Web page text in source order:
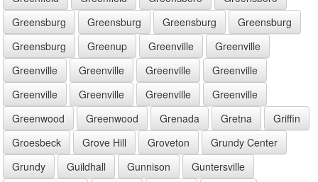
Greensburg
Greensburg Greensburg
Greensburg
Greensburg
Greenup Greenville
Greenville
Greenville
Greenville Greenville
Greenville
Greenville
Greenville Greenville
Greenville
Greenwood
Greenwood Grenada Gretna
Griffin
Groesbeck
Grove Hill Groveton
Grundy Center
Grundy
Guildhall Gunnison
Guntersville